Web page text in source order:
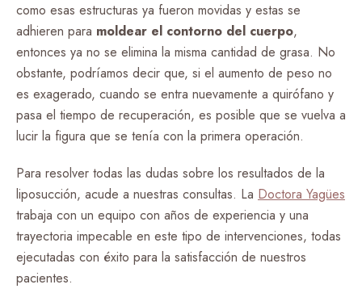
como esas estructuras ya fueron movidas y estas se
adhieren para moldear el contorno del cuerpo,
entonces ya no se elimina la misma cantidad de grasa. No
obstante, podríamos decir que, si el aumento de peso no
es exagerado, cuando se entra nuevamente a quirófano y
pasa el tiempo de recuperación, es posible que se vuelva a
lucir la figura que se tenía con la primera operación.
Para resolver todas las dudas sobre los resultados de la
liposucción, acude a nuestras consultas. La Doctora Yagües
trabaja con un equipo con años de experiencia y una
trayectoria impecable en este tipo de intervenciones, todas
ejecutadas con éxito para la satisfacción de nuestros
pacientes.